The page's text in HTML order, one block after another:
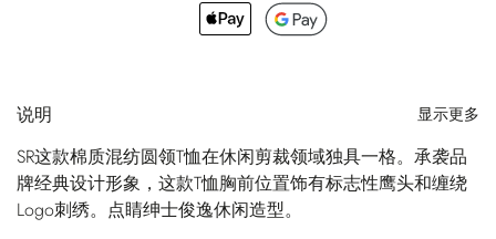
说明 显示更多
SR这款棉质混纺圆领T恤在休闲剪裁领域独具一格。承袭品
牌经典设计形象，这款T恤胸前位置饰有标志性鹰头和缠绕
Logo刺绣。点睛绅士俊逸休闲造型。